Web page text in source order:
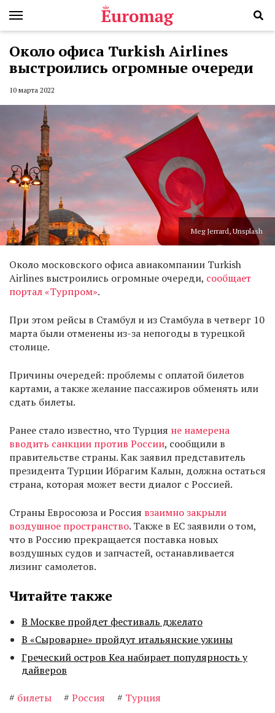
Около офиса Turkish Airlines
выстроились огромные очереди
10 марта 2022
Meg Jerrard, Unsplash
Около московского офиса авиакомпании Turkish
Airlines выстроились огромные очереди, сообщает
портал «Турпром».
При этом рейсы в Стамбул и из Стамбула в четверг 10
марта были отменены из-за непогоды в турецкой
столице.
Причины очередей: проблемы с оплатой билетов
картами, а также желание пассажиров обменять или
сдать билеты.
Ранее стало известно, что Турция не намерена
вводить санкции против России, сообщили в
правительстве страны. Как заявил представитель
президента Турции Ибрагим Калын, должна остаться
страна, которая может вести диалог с Россией.
Страны Евросоюза и Россия взаимно закрыли
воздушное пространство. Также в ЕС заявили о том,
что в Россию прекращается поставка новых
воздушных судов и запчастей, останавливается
лизинг самолетов.
Читайте также
В Москве пройдет фестиваль джелато
В «Сыроварне» пройдут итальянские ужины
Греческий остров Кеа набирает популярность у
дайверов
# билеты # Россия # Турция